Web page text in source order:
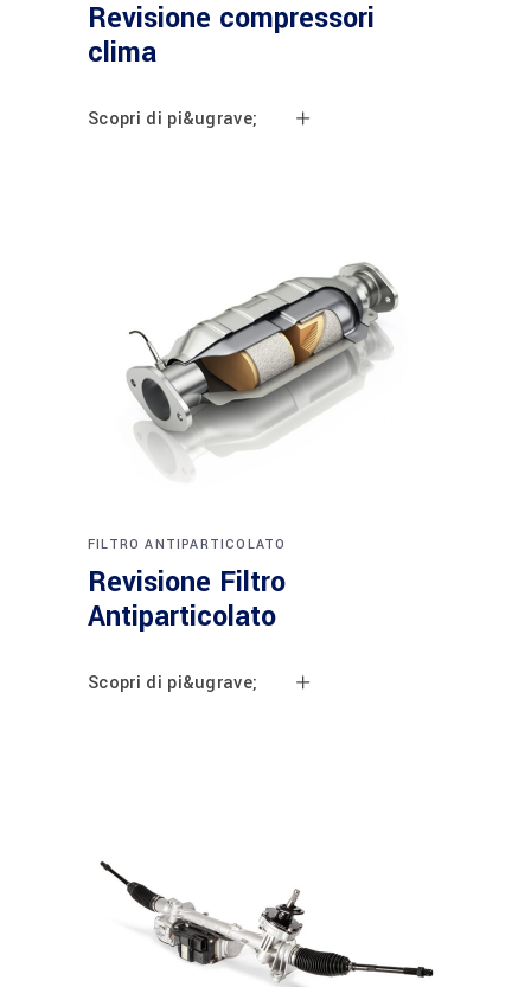
Revisione compressori
clima
Scopri di pi&ugrave;
FILTRO ANTIPARTICOLATO
Revisione Filtro
Antiparticolato
Scopri di pi&ugrave;